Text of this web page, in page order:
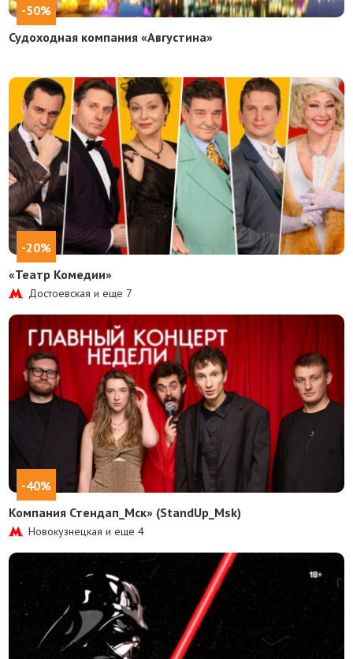
-50%
Судоходная компания «Августина»
-20%
«Театр Комедии»
Достоевская и еще 7
-40%
Компания Стендап_Мск» (StandUp_Msk)
Новокузнецкая и еще4